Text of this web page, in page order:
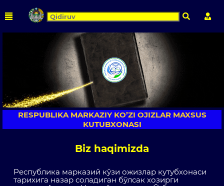
Qidirish
RESPUBLIKA MARKAZIY KO’ZI OJIZLAR MAXSUS
KUTUBXONASI
Biz haqimizda
Республика марказий кўзи ожизлар кутубхонаси
тарихига назар соладиган бўлсак хозирги